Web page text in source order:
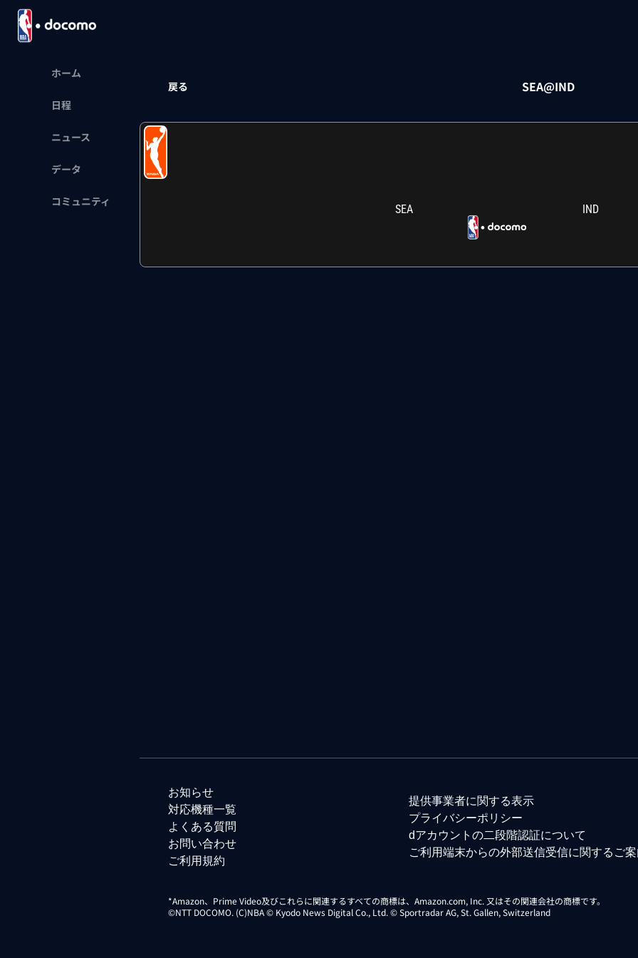
ホーム
日程
ニュース
データ
コミュニティ
戻る SEA@IND
SEA IND
お知らせ
対応機種一覧
よくある質問
お問い合わせ
ご利用規約
提供事業者に関する表示
プライバシーポリシー
dアカウントの二段階認証について
ご利用端末からの外部送信受信に関するご
*Amazon、Prime Video及びこれらに関連するすべての商標は、Amazon.com, Inc. 又はその関連会社の商標です。
©NTT DOCOMO. (C)NBA © Kyodo News Digital Co., Ltd. © Sportradar AG, St. Gallen, Switzerland